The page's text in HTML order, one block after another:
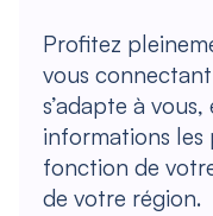
Profitez
vous
s’adapte à
informations les
fonction de
de votre région.